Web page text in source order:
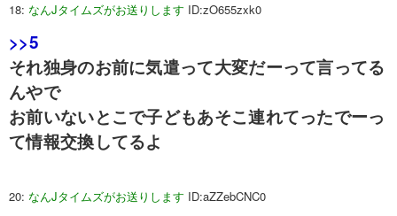
18: なんJタイムズがお送りします ID:zO655zxk0
>>5
それ独身のお前に気遣って大変だーって言ってる
んやで
お前いないとこで子どもあそこ連れてったでーっ
て情報交換してるよ
20: なんJタイムズがお送りします ID:aZZebCNC0